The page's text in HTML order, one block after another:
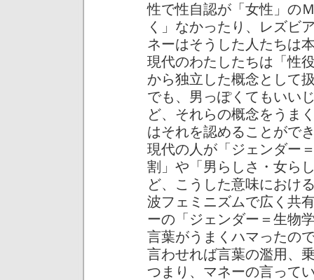
性で性自認が「女性」の
く」なかったり、レズビ
ネーはそうした人たちは
現代のわたしたちは「性
から独立した概念として
でも、男っぽくてもいい
ど、それらの概念をうま
はそれを認めることがで
現代の人が「ジェンダー
割」や「男らしさ・女ら
ど、こうした意味におけ
波フェミニズムで広く共
ーの「ジェンダー＝生物
言葉がうまくハマったの
言わせれば言葉の濫用、
つまり、マネーの言って